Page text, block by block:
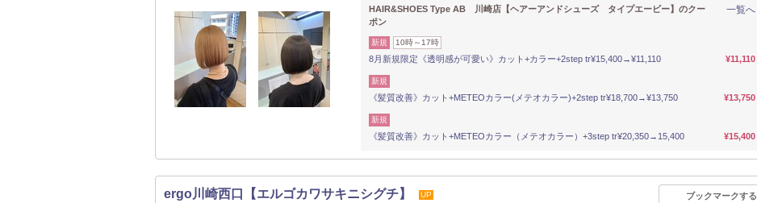
HAIR&SHOES Type AB 川崎店【ヘアーアンドシューズ タイプエービー】のクー
ポン
一覧へ
新規 10時～17時
8月新規限定《透明感が可愛い》カット+カラー+2step tr¥15,400→¥11,110 ¥11,110
新規
《髪質改善》カット+METEOカラー(メテオカラー)+2step tr¥18,700→¥13,750 ¥13,750
新規
《髪質改善》カット+METEOカラー（メテオカラー）+3step tr¥20,350→15,400 ¥15,400
ergo川崎西口【エルゴカワサキニシグチ】 UP ブックマークする